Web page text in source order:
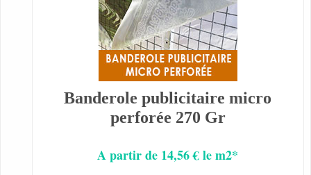
Banderole publicitaire micro
perforée 270 Gr
A partir de 14,56 € le m2*